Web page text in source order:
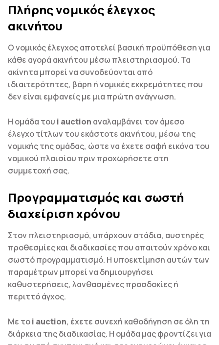
Πλήρης νομικός έλεγχος
ακινήτου
Ο νομικός έλεγχος αποτελεί βασική προϋπόθεση για
κάθε αγορά ακινήτου μέσω πλειστηριασμού. Τα
ακίνητα μπορεί να συνοδεύονται από
ιδιαιτερότητες, βάρη ή νομικές εκκρεμότητες που
δεν είναι εμφανείς με μια πρώτη ανάγνωση.
Η ομάδα του i auction αναλαμβάνει τον άμεσο
έλεγχο τίτλων του εκάστοτε ακινήτου, μέσω της
νομικής της ομάδας, ώστε να έχετε σαφή εικόνα του
νομικού πλαισίου πριν προχωρήσετε στη
συμμετοχή σας.
Προγραμματισμός και σωστή
διαχείριση χρόνου
Στον πλειστηριασμό, υπάρχουν στάδια, αυστηρές
προθεσμίες και διαδικασίες που απαιτούν χρόνο και
σωστό προγραμματισμό. Η υποεκτίμηση αυτών των
παραμέτρων μπορεί να δημιουργήσει
καθυστερήσεις, λανθασμένες προσδοκίες ή
περιττό άγχος.
Με τοi auction, έχετε συνεχή καθοδήγηση σε όλη τη
διάρκεια της διαδικασίας. Η ομάδα μας φροντίζει για